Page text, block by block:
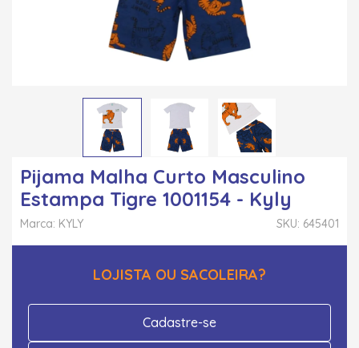
Pijama Malha Curto Masculino
Estampa Tigre 1001154 - Kyly
SKU: 645401
Marca: KYLY
LOJISTA OU SACOLEIRA?
Cadastre-se